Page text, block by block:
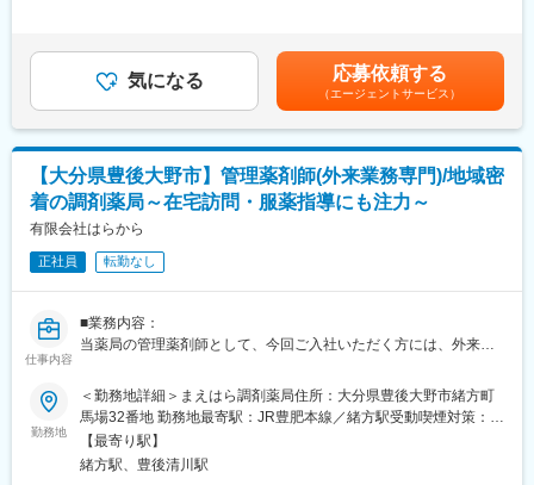
・資格取得後は、資格手当として給与にも反映されます。
■働き方：
・基本土日祝休み／年3回の大型連休あり
・残業20h以内
・スケジュールに合わせて直行直帰可
・転居を伴う転勤はありません
■やりがい：
・最近、健康のことで困っていることがないかなど、親身にお話
・「この薬すごく効き目があって良かったよ。」「こないだのリ
ンゴ酢美味しかった！ちょうどまた買おうと思ってたの。来てく
りがいです。
変更の範囲：会社の定める業務
◇調剤・服薬指導・薬歴管理・OTC販売等
◇アルバイト・パート薬剤師の教育
る環境を構築いたします。ドラッグイレブン薬局はツルハグルー
プ920薬局以上のノウハウを活かし、日々進化している薬局で
す。マニュアルを整備し法規を重視した運営を基盤に「お客様、
患者様第一の調剤業務を行う」をスローガンとしております。
■休暇について：
ドラッグイレブン薬局の正社員は休日をしっかりと取得できま
す。門前薬局であっても休日シフト希望は相談できる環境です。
さらに有給休暇の取得も推進。通常休日と有給を合わせて旅費の
安い時期にフラッと海外旅行を楽しむ先輩社員もいます。
■ドラッグイレブンについて：
◇200店舗以上を展開するドラッグストアチェーンのノウハウ
「カウンセリング接客」を基本としています。一般的な調剤薬局
から一歩進んで、より患者様のためになるジェネリック提案・温
でも目安の金額であり、選考を通じて上下する可能性がありま
す。月給(月額)は固定手当を含めた表記です。
気になる 応募依頼する
（エージェントサービス）
【大分県豊後大野市】管理薬剤師(外来業務専門)/地域密
着の調剤薬局～在宅訪問・服薬指導にも注力～
有限会社はらから
正社員 転勤なし
仕事内容
■業務内容：
当薬局の管理薬剤師として、今回ご入社いただく方には、外来業
これまでのご経験・知識を活かしながら、薬局に訪れる患者様そ
れぞれに寄り添った丁寧な対応で、地域の皆様に愛されるやさし
い薬局づくりを共に目指していただける方を募集します。機械化
やパートナー制の導入により、薬剤師は患者様との対人業務に集
中できる体制となっているほか、残業はできるだけしないよう当
勤務地
＜勤務地詳細＞まえはら調剤薬局住所：大分県豊後大野市緒方町
馬場32番地 勤務地最寄駅：JR豊肥本線／緒方駅受動喫煙対策：敷
地内全面禁煙変更の範囲：無
【最寄り駅】
緒方駅、豊後清川駅